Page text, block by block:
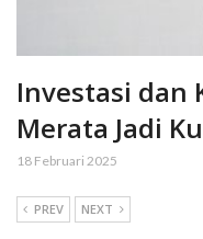
Investasi dan
Merata Jadi
18 Februari 2025
PREV NEXT